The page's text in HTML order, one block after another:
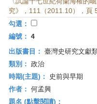
究》，111（2011.10），頁
勾選：
編號： 4
出版書目： 臺灣史研究文獻
類別： 政治
時期(主題)：
史前與早期
作者： 何孟興
題名 (點擊閱讀)：